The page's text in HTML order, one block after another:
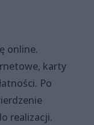
online.
karty
Po
realizacji.